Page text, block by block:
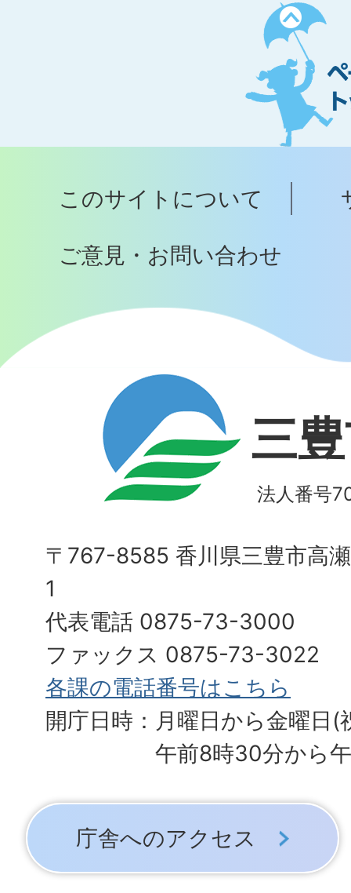
ペ
ー
ジ
ト
ッ
へ
このサイトについて
ご意見・お問い合わせ
三
法人番号
〒767-8585 香川県三豊市高
1
代表電話 0875-73-3000
ファックス 0875-73-3022
各課の電話番号はこちら
開庁日時：月曜日から金曜日(
午前8時30分から
庁舎へのアクセス